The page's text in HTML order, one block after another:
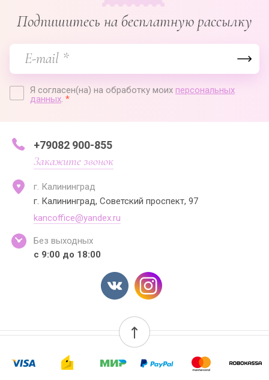
Подпишитесь на бесплатную рассылку
Я согласен(на) на обработку моих персональных
данных. *
+79082 900-855
Закажите звонок
г. Калининград
г. Калининград, Советский проспект, 97
kancoffice@yandex.ru
Без выходных
с 9:00 до 18:00